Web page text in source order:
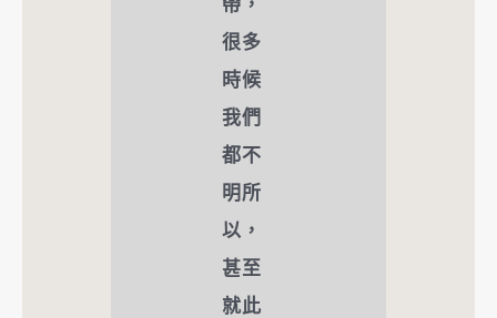
很多
時候
我們
都不
明所
以，
甚至
就此